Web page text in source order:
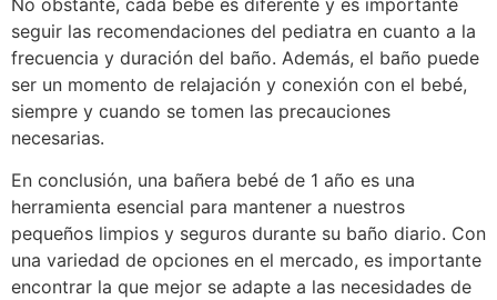
No obstante, cada bebé es diferente y es importante
seguir las recomendaciones del pediatra en cuanto a la
frecuencia y duración del baño. Además, el baño puede
ser un momento de relajación y conexión con el bebé,
siempre y cuando se tomen las precauciones
necesarias.
En conclusión, una bañera bebé de 1 año es una
herramienta esencial para mantener a nuestros
pequeños limpios y seguros durante su baño diario. Con
una variedad de opciones en el mercado, es importante
encontrar la que mejor se adapte a las necesidades de